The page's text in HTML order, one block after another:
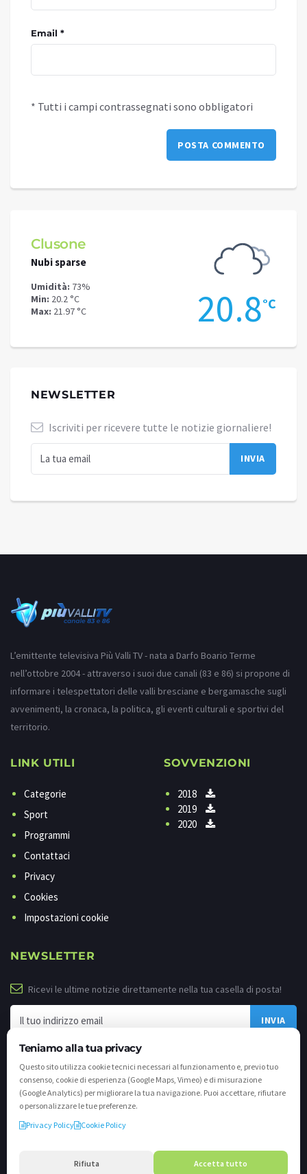
Teniamo alla tua privacy
Questo sito utilizza cookie tecnici necessari al funzionamento e, previo tuo
consenso, cookie di esperienza (Google Maps, Vimeo) e di misurazione
(Google Analytics) per migliorare la tua navigazione. Puoi accettare, rifiutare
o personalizzare le tue preferenze.
Privacy Policy
Cookie Policy
Rifiuta Accetta tutto
Email *
* Tutti i campi contrassegnati sono obbligatori
Clusone
Nubi sparse
Umidità: 73%
Min: 20.2 °C
Max: 21.97 °C 20.8°C
NEWSLETTER
Iscriviti per ricevere tutte le notizie giornaliere!
L’emittente televisiva Più Valli TV - nata a Darfo Boario Terme
nell’ottobre 2004 - attraverso i suoi due canali (83 e 86) si propone di
informare i telespettatori delle valli bresciane e bergamasche sugli
avvenimenti, la cronaca, la politica, gli eventi culturali e sportivi del
territorio.
LINK UTILI
Categorie
Sport
Programmi
Contattaci
Privacy
Cookies
Impostazioni cookie
SOVVENZIONI
2018
2019
2020
NEWSLETTER
Ricevi le ultime notizie direttamente nella tua casella di posta!
Darfo Boario Terme (Bs) P.IVA e C.F. 02539810982 - REA / CCIAA (Bs) n. 458309